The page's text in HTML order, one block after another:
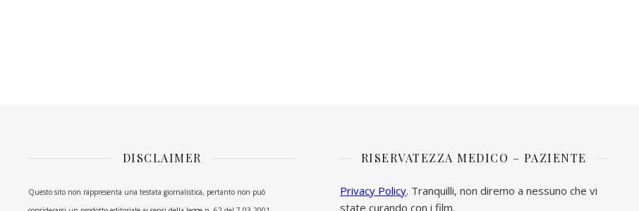
DISCLAIMER
Questo sito non rappresenta una testata giornalistica, pertanto non può
RISERVATEZZA MEDICO – PAZIENTE
Privacy Policy. Tranquilli, non diremo a nessuno che vi
state curando con i film.